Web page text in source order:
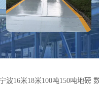
宁波16米18米100吨150吨地磅